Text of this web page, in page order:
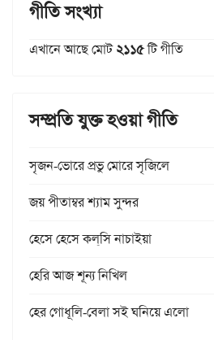
গীতি সংখ্যা
এখানে আছে মোট২১১৫টি গীতি
সম্প্রতি যুক্ত হওয়া গীতি
সৃজন-ভোরে প্রভু মোরে সৃজিলে
জয় পীতাম্বর শ্যাম সুন্দর
হেসে হেসে কল্‌সি নাচাইয়া
হেরি আজ শূন্য নিখিল
হের গোধূলি-বেলা সই ঘনিয়ে এলো